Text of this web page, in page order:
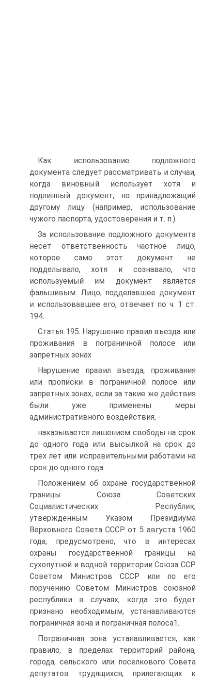
Как использование подложного
документа следует рассматривать и случаи,
когда виновный использует хотя и
подлинный документ, но принадлежащий
другому лицу (например, использование
чужого паспорта, удостоверения и т. п.).
За использование подложного документа
несет ответственность частное лицо,
которое само этот документ не
подделывало, хотя и сознавало, что
используемый им документ является
фальшивым. Лицо, подделавшее документ
и использовавшее его, отвечает по ч. 1 ст.
194.
Статья 195. Нарушение правил въезда или
проживания в пограничной полосе или
запретных зонах
Нарушение правил въезда, проживания
или прописки в пограничной полосе или
запретных зонах, если за такие же действия
были уже применены меры
административного воздействия, -
наказывается лишением свободы на срок
до одного года или высылкой на срок до
трех лет или исправительными работами на
срок до одного года.
Положением об охране государственной
границы Союза Советских
Социалистических Республик,
утвержденным Указом Президиума
Верховного Совета СССР от 5 августа 1960
года, предусмотрено, что в интересах
охраны государственной границы на
сухопутной и водной территории Союза ССР
Советом Министров СССР или по его
поручению Советом Министров союзной
республики в случаях, когда это будет
признано необходимым, устанавливаются
пограничная зона и пограничная полоса1.
Пограничная зона устанавливается, как
правило, в пределах территорий района,
города, сельского или поселкового Совета
депутатов трудящихся, прилегающих к